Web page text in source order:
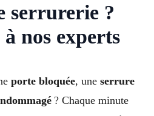
serrurerie ?
nos experts
porte bloquée, une serrure
? Chaque minute